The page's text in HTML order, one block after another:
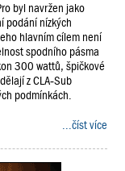
byl navržen jako
podání nízkých
hlavním cílem není
spodního pásma
300 wattů, špičkové
z CLA‑Sub
podmínkách.
...číst více